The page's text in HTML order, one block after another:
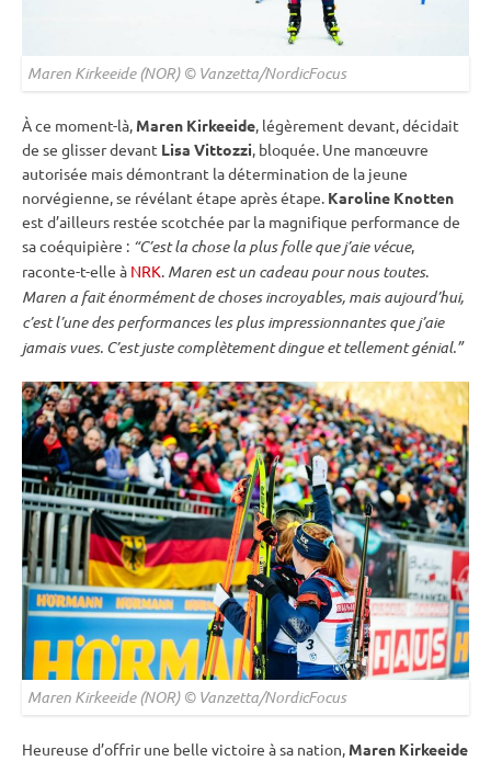
Maren Kirkeeide (NOR) © Vanzetta/NordicFocus
À ce moment-là, Maren Kirkeeide, légèrement devant, décidait
de se glisser devant Lisa Vittozzi, bloquée. Une manœuvre
autorisée mais démontrant la détermination de la jeune
norvégienne, se révélant étape après étape. Karoline Knotten
est d’ailleurs restée scotchée par la magnifique performance de
sa coéquipière : “C’est la chose la plus folle que j’aie vécue,
raconte-t-elle à NRK. Maren est un cadeau pour nous toutes.
Maren a fait énormément de choses incroyables, mais aujourd’hui,
c’est l’une des performances les plus impressionnantes que j’aie
jamais vues. C’est juste complètement dingue et tellement génial.”
Maren Kirkeeide (NOR) © Vanzetta/NordicFocus
Heureuse d’offrir une belle victoire à sa nation, Maren Kirkeeide